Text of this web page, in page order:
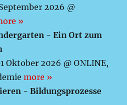
2026 @
»
- Ein Ort zum
Oktober 2026 @ ONLINE,
more »
- Bildungsprozesse